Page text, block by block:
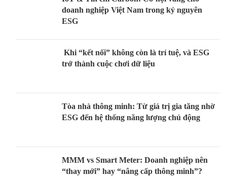
doanh nghiệp Việt Nam trong kỷ nguyên
ESG
Khi “kết nối” không còn là trí tuệ, và ESG
trở thành cuộc chơi dữ liệu
Tòa nhà thông minh: Từ giá trị gia tăng nhờ
ESG đến hệ thống năng lượng chủ động
MMM vs Smart Meter: Doanh nghiệp nên
“thay mới” hay “nâng cấp thông minh”?